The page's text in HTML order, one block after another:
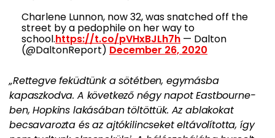
Charlene Lunnon, now 32, was snatched off the
street by a pedophile on her way to
school.https://t.co/pVHxBJLh7h — Dalton
(@DaltonReport) December 26, 2020
„Rettegve feküdtünk a sötétben, egymásba
kapaszkodva. A következő négy napot Eastbourne-
ben, Hopkins lakásában töltöttük. Az ablakokat
becsavarozta és az ajtókilincseket eltávolította, így